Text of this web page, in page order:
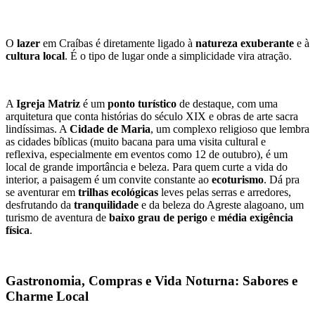
O lazer em Craíbas é diretamente ligado à natureza exuberante
cultura local. É o tipo de lugar onde a simplicidade vira atração.
A Igreja Matriz é um ponto turístico de destaque, com uma
arquitetura que conta histórias do século XIX e obras de arte sacra
lindíssimas. A Cidade de Maria, um complexo religioso que lembra
as cidades bíblicas (muito bacana para uma visita cultural e
reflexiva, especialmente em eventos como 12 de outubro), é um
local de grande importância e beleza. Para quem curte a vida do
interior, a paisagem é um convite constante ao ecoturismo. Dá pra
se aventurar em trilhas ecológicas leves pelas serras e arredores,
desfrutando da tranquilidade e da beleza do Agreste alagoano, um
turismo de aventura de baixo grau de perigo e média exigência
física.
Gastronomia, Compras e Vida Noturna: Sabores e
Charme Local